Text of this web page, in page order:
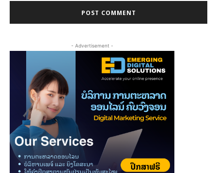
- Advertisement -